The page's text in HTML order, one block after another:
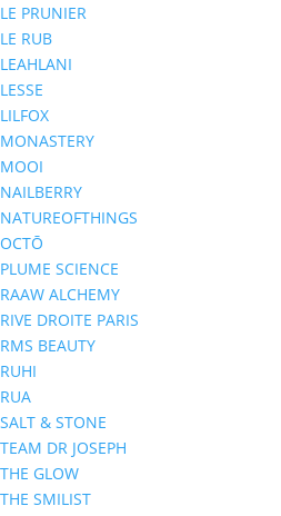
LE PRUNIER
LE RUB
LEAHLANI
LESSE
LILFOX
MONASTERY
MOOI
NAILBERRY
NATUREOFTHINGS
OCTŌ
PLUME SCIENCE
RAAW ALCHEMY
RIVE DROITE PARIS
RMS BEAUTY
RUHI
RUA
SALT & STONE
TEAM DR JOSEPH
THE GLOW
THE SMILIST